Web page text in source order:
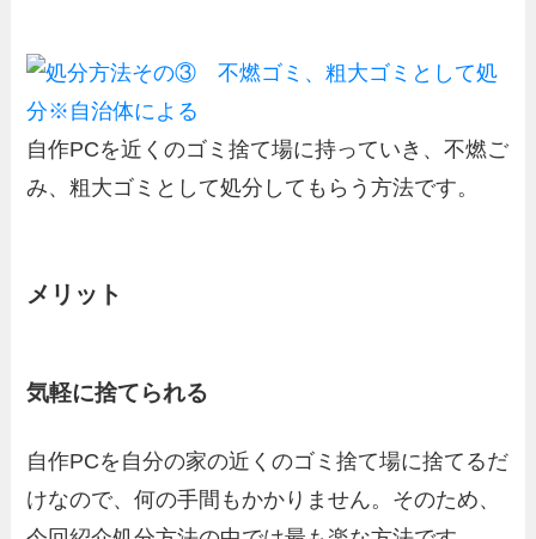
自作PCを近くのゴミ捨て場に持っていき、不燃ご
み、粗大ゴミとして処分してもらう方法です。
メリット
気軽に捨てられる
自作PCを自分の家の近くのゴミ捨て場に捨てるだ
けなので、何の手間もかかりません。そのため、